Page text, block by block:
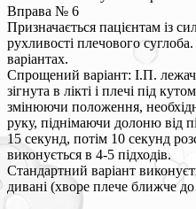
Вправа № 6
Призначається пацієнтам із
рухливості плечового
варіантах.
Спрощений варіант: І.П.
зігнута в лікті і плечі під
змінюючи положення,
руку, піднімаючи долоню від
15 секунд, потім 10 секунд
виконується в 4-5 підходів.
Стандартний варіант
дивані (хворе плече ближче